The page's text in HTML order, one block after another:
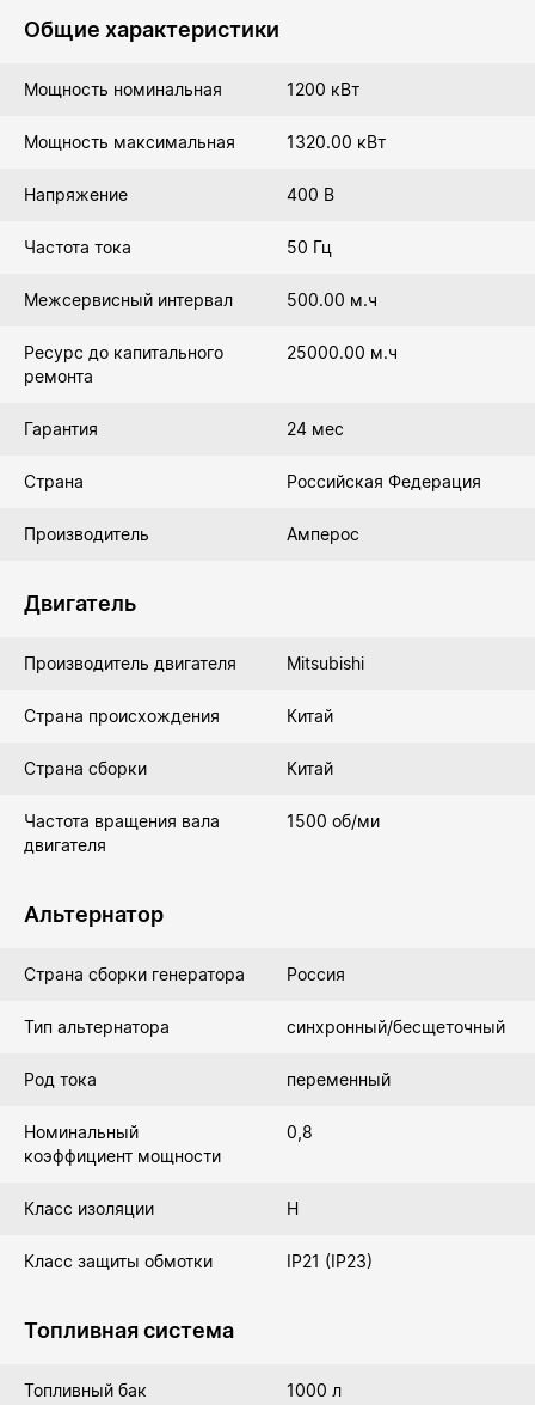
Общие характеристики
Мощность номинальная 1200 кВт
Мощность максимальная 1320.00 кВт
Напряжение 400 В
Частота тока 50 Гц
Межсервисный интервал 500.00 м.ч
Ресурс до капитального
ремонта
25000.00 м.ч
Гарантия 24 мес
Страна Российская Федерация
Производитель Амперос
Двигатель
Производитель двигателя Mitsubishi
Страна происхождения Китай
Страна сборки Китай
Частота вращения вала
двигателя
1500 об/ми
Альтернатор
Страна сборки генератора Россия
Тип альтернатора синхронный/бесщеточный
Род тока переменный
Номинальный
коэффициент мощности
0,8
Класс изоляции Н
Класс защиты обмотки IP21 (IP23)
Топливная система
Топливный бак 1000 л